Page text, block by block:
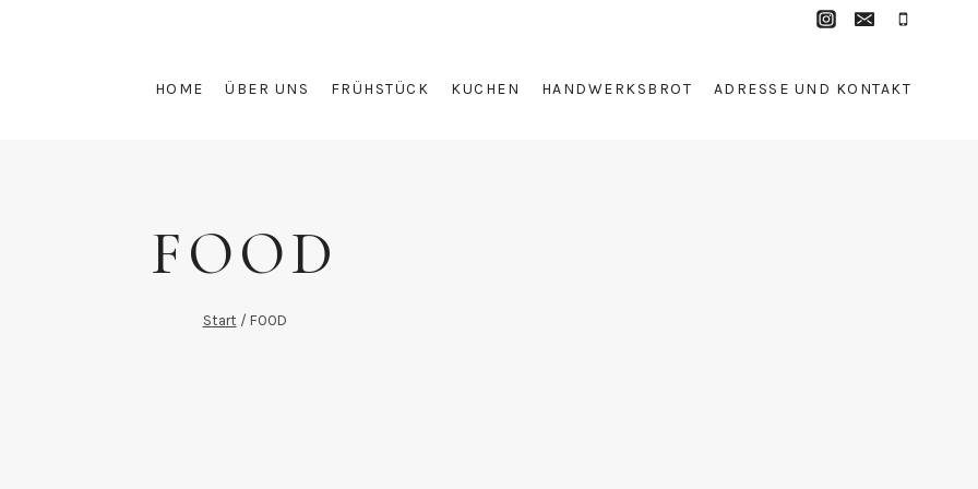
HOME ÜBER UNS FRÜHSTÜCK KUCHEN HANDWERKSBROT ADRESSE UND KONTAKT
FOOD
Start / FOOD